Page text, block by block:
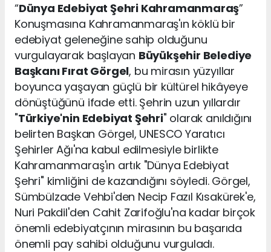
“Dünya Edebiyat Şehri Kahramanmaraş”
Konuşmasına Kahramanmaraş'ın köklü bir
edebiyat geleneğine sahip olduğunu
vurgulayarak başlayan Büyükşehir Belediye
Başkanı Fırat Görgel, bu mirasın yüzyıllar
boyunca yaşayan güçlü bir kültürel hikâyeye
dönüştüğünü ifade etti. Şehrin uzun yıllardır
"Türkiye'nin Edebiyat Şehri" olarak anıldığını
belirten Başkan Görgel, UNESCO Yaratıcı
Şehirler Ağı'na kabul edilmesiyle birlikte
Kahramanmaraş'ın artık "Dünya Edebiyat
Şehri" kimliğini de kazandığını söyledi. Görgel,
Sümbülzade Vehbi'den Necip Fazıl Kısakürek'e,
Nuri Pakdil'den Cahit Zarifoğlu'na kadar birçok
önemli edebiyatçının mirasının bu başarıda
önemli pay sahibi olduğunu vurguladı.